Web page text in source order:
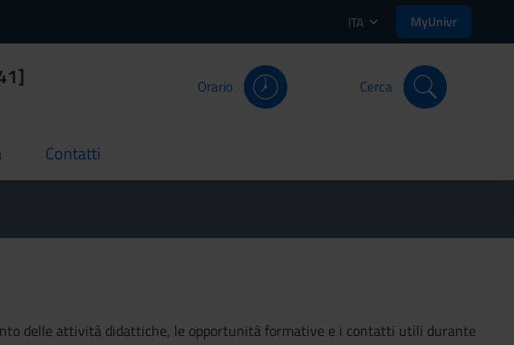
ITA MyUnivr
Orario Cerca
Contatti
current
delle attività didattiche, le opportunità formative e i contatti utili durante